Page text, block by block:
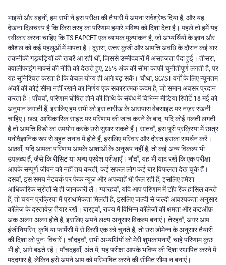
भाइयों और बहनों, हम सभी ने इस परीक्षा की तैयारी में अपना सर्वश्रेष्ठ दिया है, और यह
देखना दिलचस्प है कि किस तरह का परिणाम हमारे भविष्य को दिशा देता है। पहले तो हमें यह
स्वीकार करना चाहिए कि TS EAPCET एक व्यापक मूल्यांकन है, जो अभ्यर्थियों के ज्ञान और
कौशल को कई पहलुओं में मापता है। दूसरा, उत्तर कुंजी और आपत्ति अवधि के दौरान कई बार
तकनीकी गड़बड़ियों की खबरें आ रही थीं, जिससे उम्मीदवारों में असहजता पैदा हुई। तीसरा,
क्वालीफाइंग मार्क्स की नीति को देखते हुए, 25% अंक की सीमा काफी चुनौतीपूर्ण लगती है, पर
यह सुनिश्चित करता है कि केवल योग्य ही आगे बढ़ सकें। चौथा, SC/ST वर्गों के लिए न्यूनतम
अंकों की कोई सीमा नहीं रखने का निर्णय एक सकारात्मक कदम है, जो समान अवसर प्रदान
करता है। पाँचवाँ, परिणाम घोषित होने की तिथि के संबंध में विभिन्न मीडिया रिपोर्टें 18 मई को
अनुमान लगाती हैं, इसलिए हम सभी को इस तारीख के आसपास वेबसाइट पर नज़र रखनी
चाहिए। छठा, आधिकारिक साइट पर परिणाम की जांच करने के बाद, यदि कोई गलती लगती
है तो आपत्ति विंडो का उपयोग करके उसे सुधार सकते हैं। सातवाँ, इस पूरी प्रक्रिया में छात्र
मनोवैज्ञानिक रूप से बहुत तनाव में होते हैं, इसलिए परिवार और दोस्त इसका समर्थन करें।
आठवाँ, यदि आपका परिणाम आपके आशाओं के अनुरूप नहीं है, तो कई अन्य विकल्प भी
उपलब्ध हैं, जैसे कि रीसिट या अन्य प्रवेश परीक्षाएँ। नौवाँ, यह भी याद रखें कि एक परीक्षा
आपके सम्पूर्ण जीवन को नहीं तय करती, कई सफल लोग कई बार विफलता देख चुके हैं।
दसवाँ, इस समय नेटवर्क पर फेक न्यूज़ और अफवाहें भी फैल रही हैं, इसलिए हमेशा
आधिकारिक स्रोतों से ही जानकारी लें। ग्यारहवाँ, यदि आप परिणाम में टॉप रैंक हासिल करते
हैं, तो चयन प्रक्रिया में प्राथमिकता मिलती है, इसलिए जल्दी से जल्दी आवश्यकता अनुसार
कॉलेज के दस्तावेज़ तैयार रखें। बारहवाँ, राज्‍य में विभिन्न कॉलेजों की क्षमता और कटऑफ़
अंक अलग-अलग होते हैं, इसलिए अपने लक्ष्य अनुसार विकल्प बनाएं। तेरहवाँ, अगर आप
इंजीनियरिंग, कृषि या फार्मेसी में से किसी एक को चुनते हैं, तो उस डोमेन्‍न के अनुसार तैयारी
की दिशा को पुनः विचारें। चौदहवाँ, सभी अभ्यर्थियों को मेरी शुभकामनाएँ, चाहे परिणाम कुछ
भी हो, आगे बढ़ते रहें। पाँचदहवाँ, अंत में, यह परीक्षा आपके भविष्य की दिशा स्थापित करने में
मददगार है, लेकिन इसे अपने आप को परिभाषित करने की सीमित सीमा न बनाएं।